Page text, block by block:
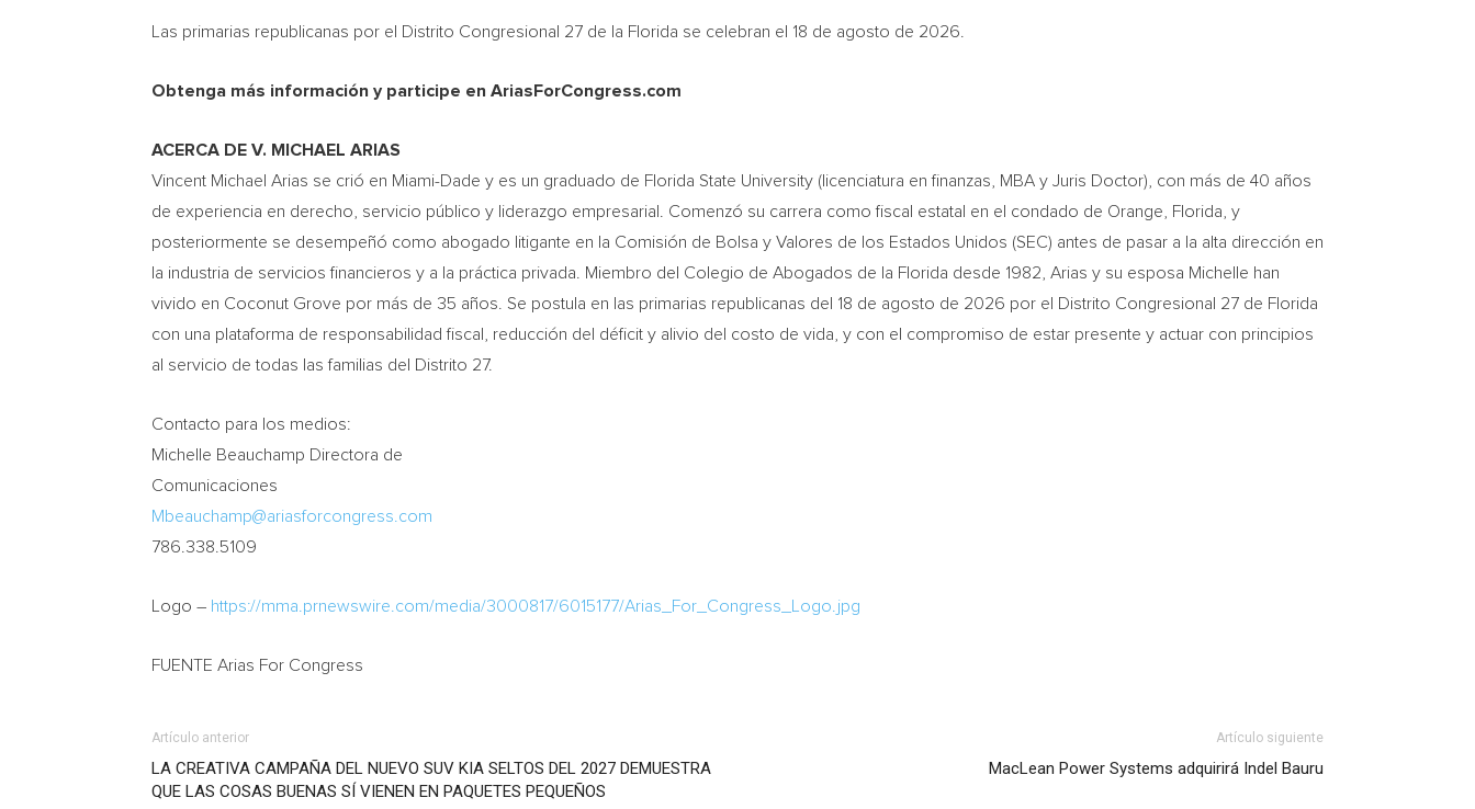
Las primarias republicanas por el Distrito Congresional 27 de la Florida se celebran el 18 de agosto de 2026.
Obtenga más información y participe en AriasForCongress.com
ACERCA DE V. MICHAEL ARIAS
Vincent Michael Arias se crió en Miami-Dade y es un graduado de Florida State University (licenciatura en finanzas, MBA y Juris Doctor), con más de 40 años
de experiencia en derecho, servicio público y liderazgo empresarial. Comenzó su carrera como fiscal estatal en el condado de Orange, Florida, y
posteriormente se desempeñó como abogado litigante en la Comisión de Bolsa y Valores de los Estados Unidos (SEC) antes de pasar a la alta dirección en
la industria de servicios financieros y a la práctica privada. Miembro del Colegio de Abogados de la Florida desde 1982, Arias y su esposa Michelle han
vivido en Coconut Grove por más de 35 años. Se postula en las primarias republicanas del 18 de agosto de 2026 por el Distrito Congresional 27 de Florida
con una plataforma de responsabilidad fiscal, reducción del déficit y alivio del costo de vida, y con el compromiso de estar presente y actuar con principios
al servicio de todas las familias del Distrito 27.
Contacto para los medios:
Michelle Beauchamp Directora de
Comunicaciones
Mbeauchamp@ariasforcongress.com
786.338.5109
Logo – https://mma.prnewswire.com/media/3000817/6015177/Arias_For_Congress_Logo.jpg
FUENTE Arias For Congress
Artículo anterior
LA CREATIVA CAMPAÑA DEL NUEVO SUV KIA SELTOS DEL 2027 DEMUESTRA
QUE LAS COSAS BUENAS SÍ VIENEN EN PAQUETES PEQUEÑOS
Artículo siguiente
MacLean Power Systems adquirirá Indel Bauru